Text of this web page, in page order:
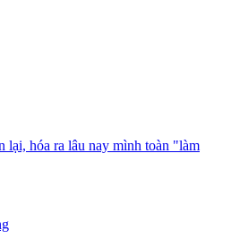
lại, hóa ra lâu nay mình toàn "làm